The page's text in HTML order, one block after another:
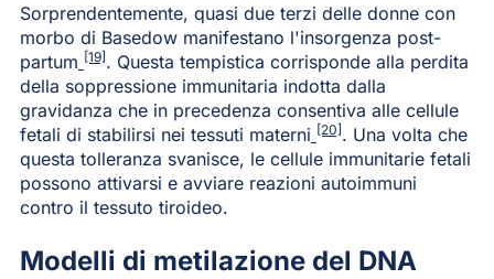
Sorprendentemente, quasi due terzi delle donne con
morbo di Basedow manifestano l'insorgenza post-
partum [19] . Questa tempistica corrisponde alla perdita
della soppressione immunitaria indotta dalla
gravidanza che in precedenza consentiva alle cellule
fetali di stabilirsi nei tessuti materni [20] . Una volta che
questa tolleranza svanisce, le cellule immunitarie fetali
possono attivarsi e avviare reazioni autoimmuni
contro il tessuto tiroideo.
Modelli di metilazione del DNA